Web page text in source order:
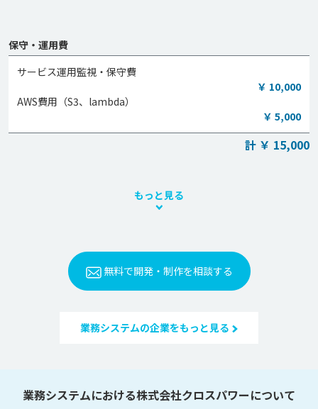
保守・運用費
サービス運用監視・保守費
￥ 10,000
AWS費用（S3、lambda）
￥ 5,000
計 ￥ 15,000
もっと見る
無料で開発・制作を相談する
業務システムの企業をもっと見る
業務システムにおける株式会社クロスパワーについて